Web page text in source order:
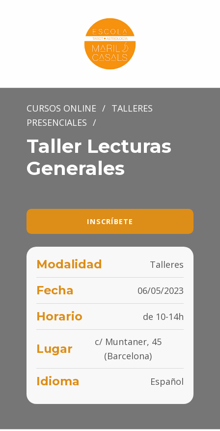
CURSOS ONLINE / TALLERES
PRESENCIALES /
Taller Lecturas
Generales
INSCRÍBETE
Modalidad Talleres
Fecha 06/05/2023
Horario de 10-14h
Lugar
c/ Muntaner, 45
(Barcelona)
Idioma Español